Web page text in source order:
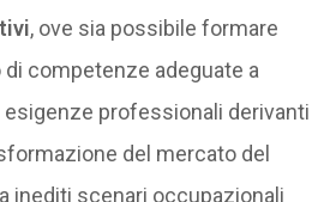
, ove sia possibile formare
competenze adeguate a
professionali derivanti
del mercato del
inediti scenari occupazionali